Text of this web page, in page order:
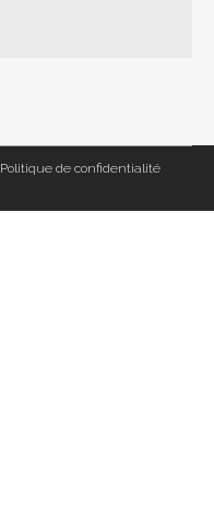
Politique de confidentialité